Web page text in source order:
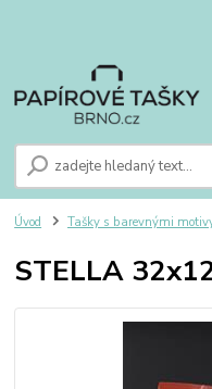
Úvod Tašky s barevnými
STELLA